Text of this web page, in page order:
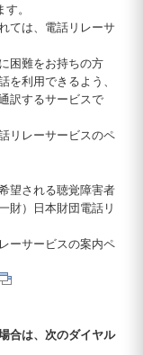
。
は、電話リレーサ
難をお持ちの方
を利用できるよう、
訳するサービスで
レーサービスのペ
される聴覚障害者
財）日本財団電話リ
サービスの案内ペ
合は、次のダイヤル